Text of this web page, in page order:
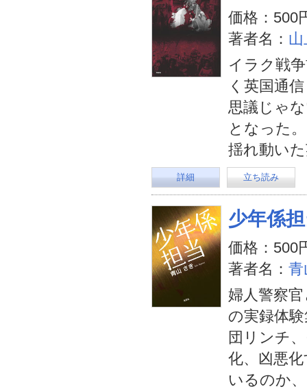
価格：500
著者名：
イラク戦
く英国通
思議じゃ
となった
揺れ動い
詳細 立ち読み
少年係
価格：500
著者名：
婦人警察
の実録体
団リンチ
化、凶悪
いるのか